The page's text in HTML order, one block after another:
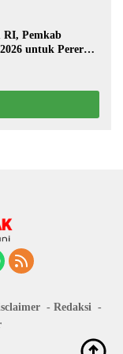
RI, Pemkab
untuk Pererat
Redaksi